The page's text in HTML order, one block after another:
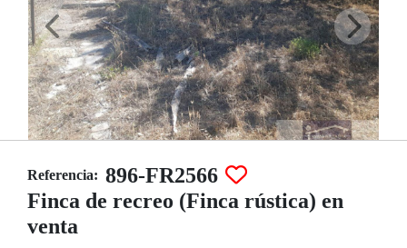
Referencia: 896-FR2566
Finca de recreo (Finca rústica) en
venta